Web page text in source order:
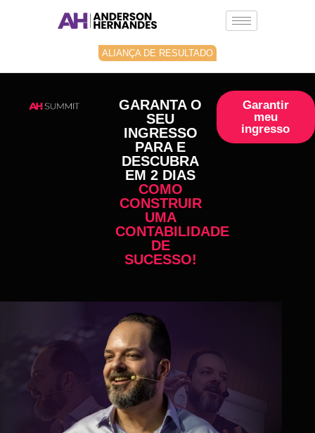
ALIANÇA DE RESULTADO
GARANTA O
SEU
INGRESSO
PARA E
DESCUBRA
EM 2 DIAS
COMO
CONSTRUIR
UMA
CONTABILIDADE
DE
SUCESSO!
Garantir
meu
ingresso